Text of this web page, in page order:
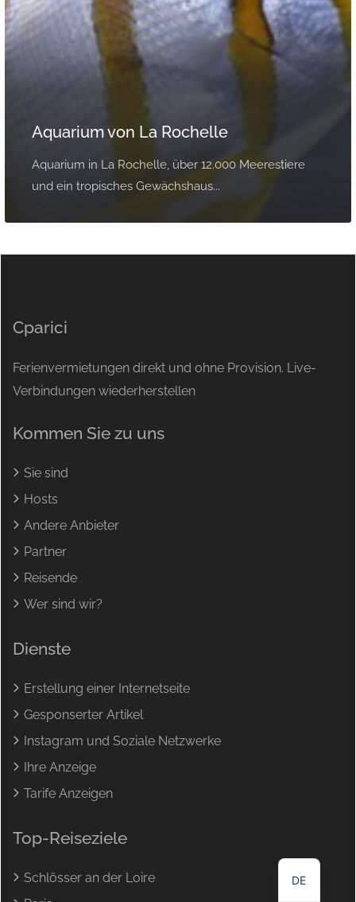
Aquarium von La Rochelle
Aquarium in La Rochelle, über 12.000 Meerestiere
und ein tropisches Gewächshaus...
Cparici
Ferienvermietungen direkt und ohne Provision. Live-
Verbindungen wiederherstellen
Kommen Sie zu uns
Sie sind
Hosts
Andere Anbieter
Partner
Reisende
Wer sind wir?
Dienste
Erstellung einer Internetseite
Gesponserter Artikel
Instagram und Soziale Netzwerke
Ihre Anzeige
Tarife Anzeigen
Top-Reiseziele
Schlösser an der Loire
DE